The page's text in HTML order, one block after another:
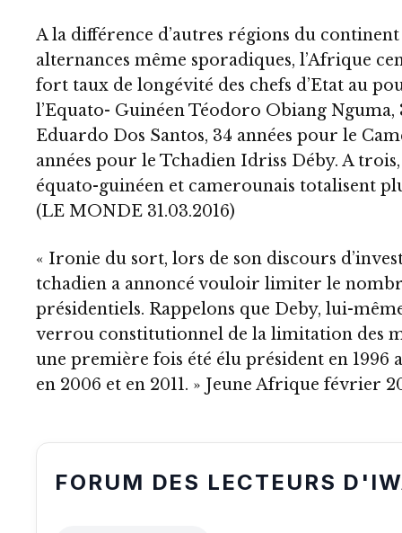
A la différence d’autres régions du
alternances même sporadiques, l’Afrique
fort taux de longévité des chefs d’Etat au
l’Equato- Guinéen Téodoro Obiang Nguma,
Eduardo Dos Santos, 34 années pour le
années pour le Tchadien Idriss Déby. A
équato-guinéen et camerounais totalisent
(LE MONDE 31.03.2016)
« Ironie du sort, lors de son discours
tchadien a annoncé vouloir limiter le
présidentiels. Rappelons que Deby, lui-
verrou constitutionnel de la limitation des
une première fois été élu président en 1996
en 2006 et en 2011. » Jeune Afrique février
FORUM DES LECTEURS